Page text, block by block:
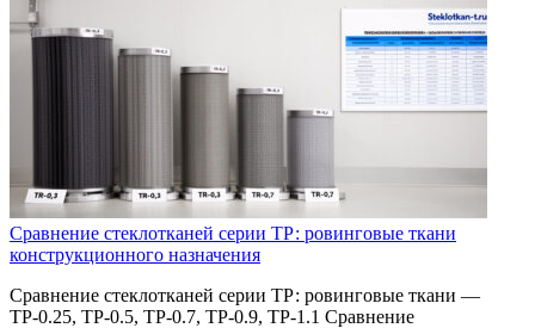
Сравнение стеклотканей серии ТР: ровинговые ткани
конструкционного назначения
Сравнение стеклотканей серии ТР: ровинговые ткани —
ТР-0.25, ТР-0.5, ТР-0.7, ТР-0.9, ТР-1.1 Сравнение